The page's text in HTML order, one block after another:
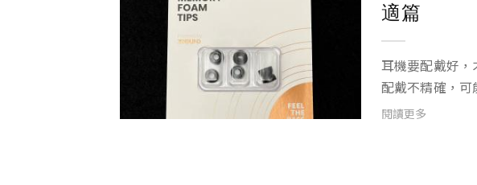
適篇
耳機要配戴好
配戴不精確，
癟的狀況，更有
閱讀更多